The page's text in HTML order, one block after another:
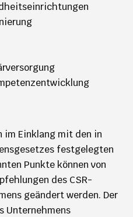
im Einklang mit den in
festgelegten
Punkte können von
des CSR-
geändert werden. Der
Unternehmens